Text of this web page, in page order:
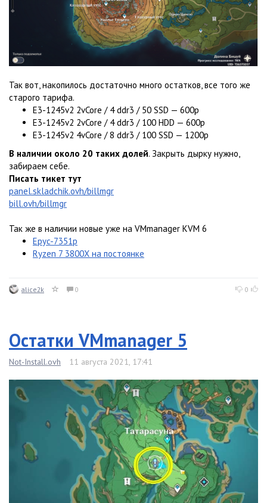
Так вот, накопилось достаточно много остатков, все того же
старого тарифа.
E3-1245v2 2vCore / 4 ddr3 / 50 SSD — 600р
E3-1245v2 2vCore / 4 ddr3 / 100 HDD — 600р
E3-1245v2 4vCore / 8 ddr3 / 100 SSD — 1200р
В наличии около 20 таких долей. Закрыть дырку нужно,
забираем себе.
Писать тикет тут
panel.skladchik.ovh/billmgr
bill.ovh/billmgr
Так же в наличии новые уже на VMmanager KVM 6
Epyc-7351p
Ryzen 7 3800X на постоянке
alice2k 0 0
Остатки VMmanager 5
Not-Install.ovh 11 августа 2021, 17:41